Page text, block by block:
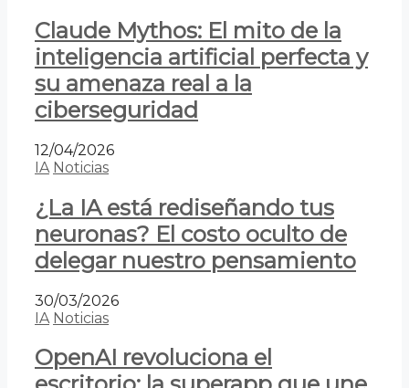
Claude Mythos: El mito de la
inteligencia artificial perfecta y
su amenaza real a la
ciberseguridad
12/04/2026
IA Noticias
¿La IA está rediseñando tus
neuronas? El costo oculto de
delegar nuestro pensamiento
30/03/2026
IA Noticias
OpenAI revoluciona el